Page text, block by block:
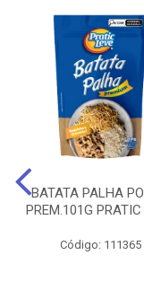
BATATA PALHA
PREM.101G PRATIC
Código: 111365